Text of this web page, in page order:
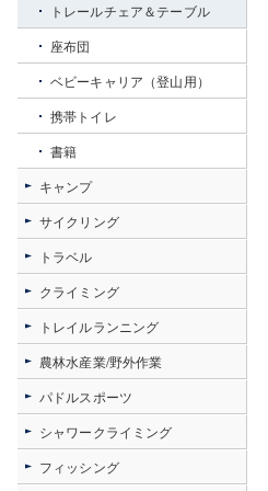
トレールチェア＆テーブル
座布団
ベビーキャリア（登山用）
携帯トイレ
書籍
キャンプ
サイクリング
トラベル
クライミング
トレイルランニング
農林水産業/野外作業
パドルスポーツ
シャワークライミング
フィッシング